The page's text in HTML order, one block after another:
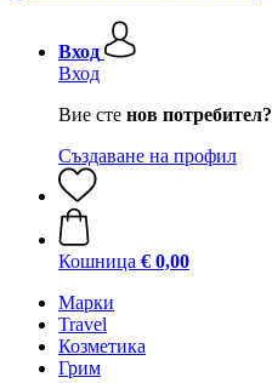
Вход
Вход
Вие сте нов потребител?
Създаване на профил
Кошница € 0,00
Mарки
Travel
Козметика
Грим